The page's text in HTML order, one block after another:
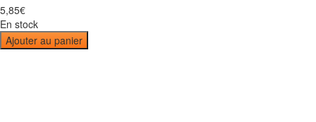
5,85€
En stock
Ajouter au panier